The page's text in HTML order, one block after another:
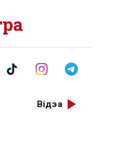
Відэа